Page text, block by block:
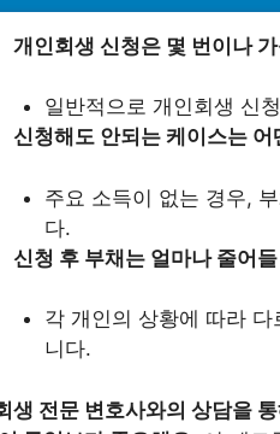
개인회생 신청은 몇 번이나
일반적으로 개인회생 신
신청해도 안되는 케이스는 어
주요 소득이 없는 경우,
다.
신청 후 부채는 얼마나 줄어
각 개인의 상황에 따라
니다.
생 전문 변호사와의 상담을